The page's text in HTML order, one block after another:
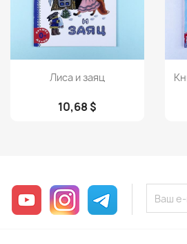
Просмотр
Лиса и заяц
10,68 $
YouTube InstagramTelegram